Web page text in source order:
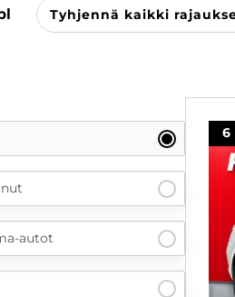
Tyhjennä kaikki
valinta
autot
6